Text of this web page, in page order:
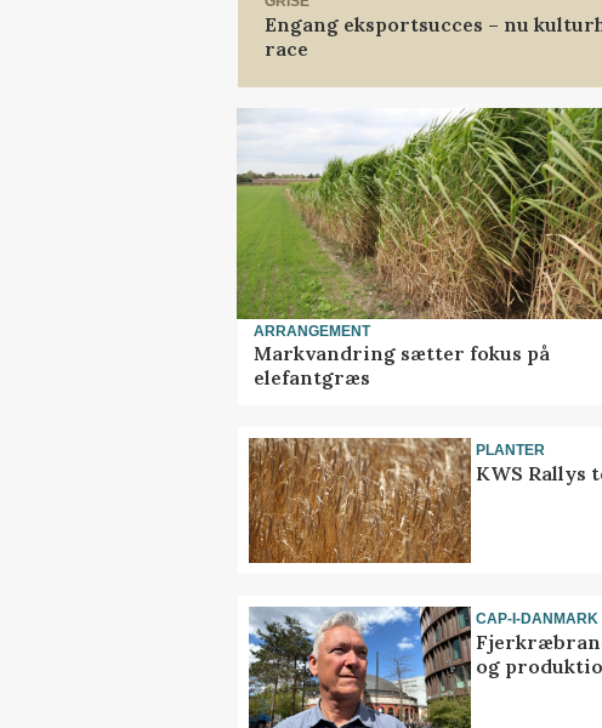
Engang eksportsucces – nu
race
ARRANGEMENT
Markvandring sætter fokus på
elefantgræs
PLANTER
KWS
CAP-I-DANMARK
og